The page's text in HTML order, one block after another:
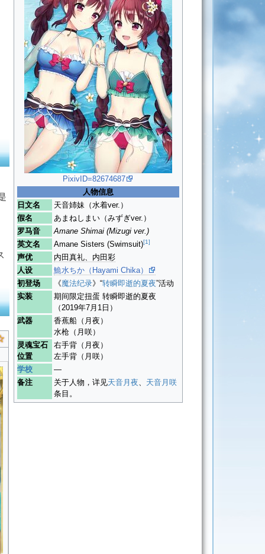
PixivID=82674687
人物信息
日文名
天音姉妹（水着ver.）
假名
あまねしまい（みずぎver.）
罗马音
Amane Shimai (Mizugi ver.)
英文名
Amane Sisters (Swimsuit)[1]
声优
内田真礼、内田彩
人设
鮠水ちか（Hayami Chika）
初登场
《魔法纪录》“转瞬即逝的夏夜”活动
实装
期间限定扭蛋 转瞬即逝的夏夜
（2019年7月1日）
武器
香蕉船（月夜）
水枪（月咲）
灵魂宝石
位置
右手背（月夜）
左手背（月咲）
学校
―
备注
关于人物，详见天音月夜、 天音月咲
条目。